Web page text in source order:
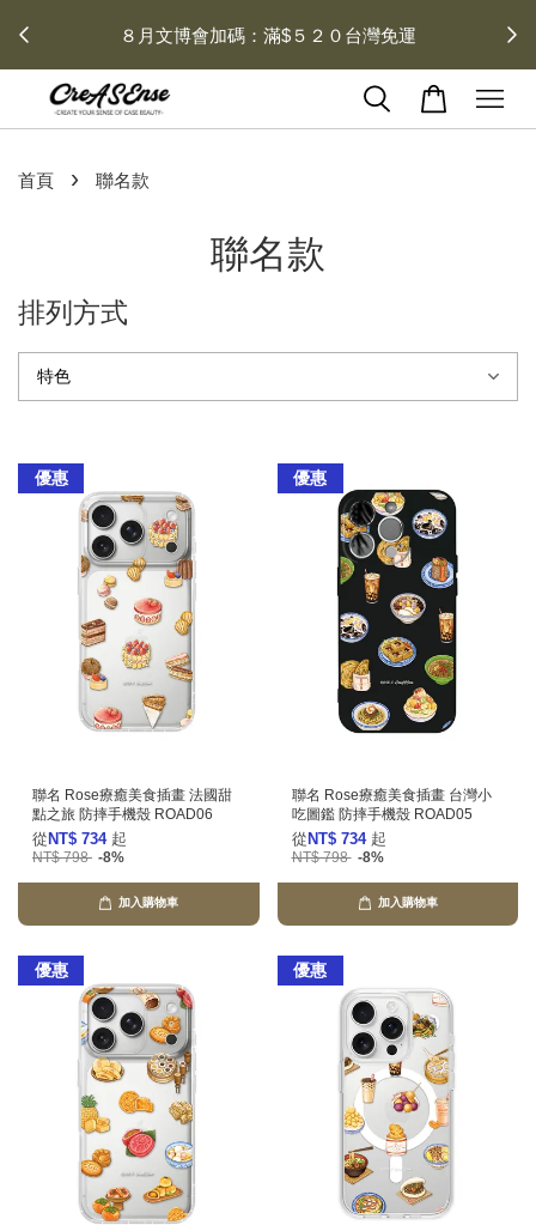
灣免運 會員登入 領劵享折扣
首頁 › 聯名款
聯名款
排列方式
優惠
聯名 Rose療癒美食插畫 法國甜
點之旅 防摔手機殼 ROAD06
從 NT$ 734 起
NT$ 798 -8%
加入購物車
優惠
聯名 Rose療癒美食插畫 台灣小
吃圖鑑 防摔手機殼 ROAD05
從 NT$ 734 起
NT$ 798 -8%
加入購物車
優惠 優惠